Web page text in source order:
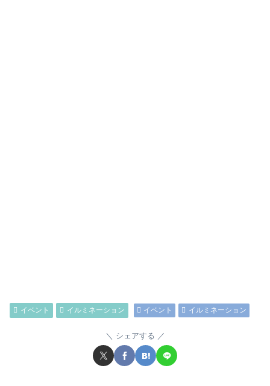
イベント イルミネーション イベント イルミネーション
シェアする